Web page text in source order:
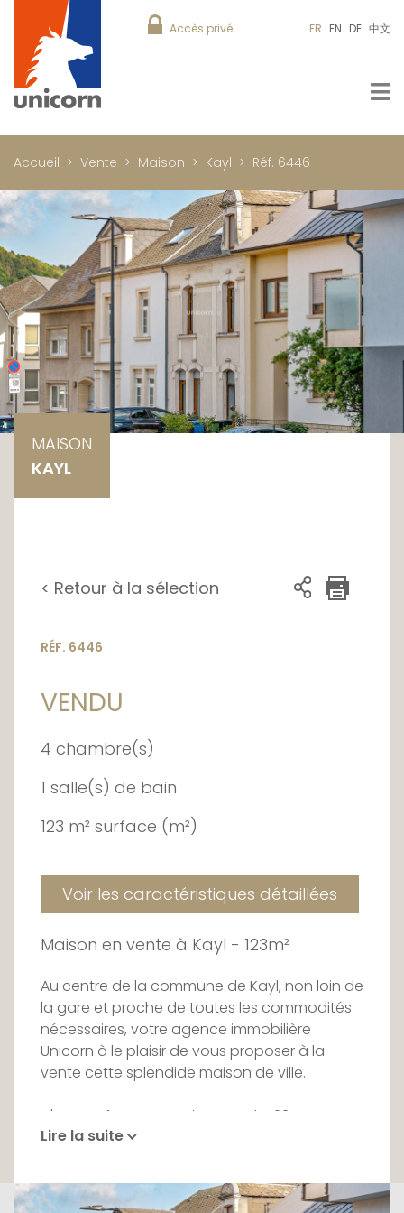
Accès privé FR EN DE 中文
Accueil Vente Maison Kayl Réf. 6446
MAISON
KAYL
< Retour à la sélection
RÉF. 6446
VENDU
4 chambre(s)
1 salle(s) de bain
123 m² surface (m²)
Voir les caractéristiques détaillées
Maison en vente à Kayl - 123m²
Au centre de la commune de Kayl, non loin de
la gare et proche de toutes les commodités
nécessaires, votre agence immobilière
Unicorn à le plaisir de vous proposer à la
vente cette splendide maison de ville.
D'une surface approximative de 123m², cette
demeure du début du XXème siècle dispose
Au rez-de-chaussée, vous découvrirez une
Lire la suite